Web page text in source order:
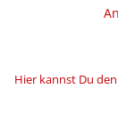
Hier kannst Du